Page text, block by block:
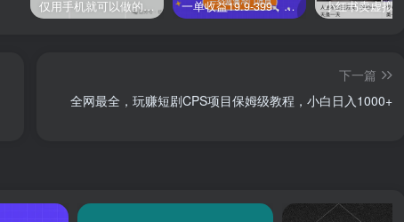
仅用手机就可以做的小项目，当天就能见钱，每天100-300 一单收益19.9-399，一个蓝海冷门项目，在小红书上卖人事虚拟资料
下一篇
全网最全，玩赚短剧CPS项目保姆级教程，小白日入1000+